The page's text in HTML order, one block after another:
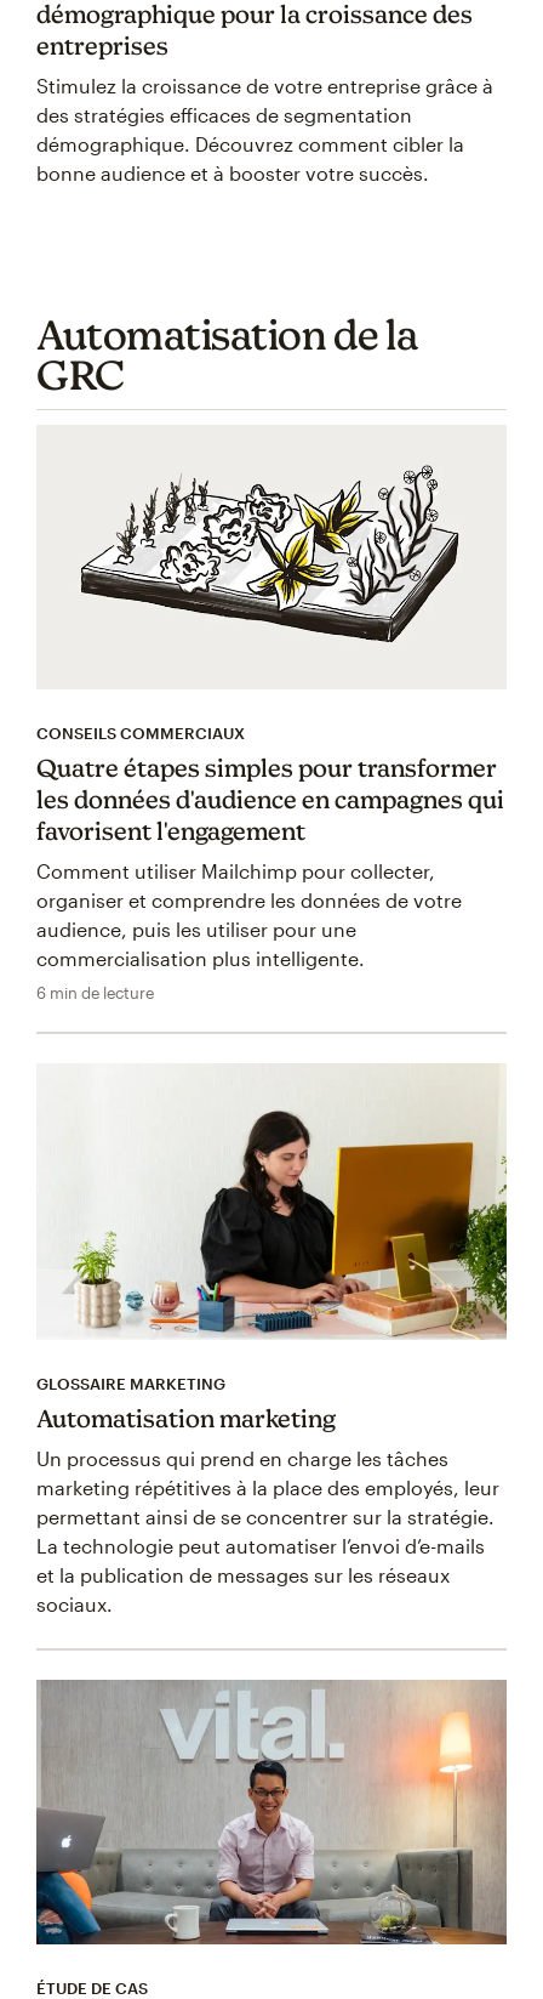
démographique pour la croissance des
entreprises
Stimulez la croissance de votre entreprise grâce à
des stratégies efficaces de segmentation
démographique. Découvrez comment cibler la
bonne audience et à booster votre succès.
Automatisation de la
GRC
CONSEILS COMMERCIAUX
Quatre étapes simples pour transformer
les données d'audience en campagnes qui
favorisent l'engagement
Comment utiliser Mailchimp pour collecter,
organiser et comprendre les données de votre
audience, puis les utiliser pour une
commercialisation plus intelligente.
6 min de lecture
GLOSSAIRE MARKETING
Automatisation marketing
Un processus qui prend en charge les tâches
marketing répétitives à la place des employés, leur
permettant ainsi de se concentrer sur la stratégie.
La technologie peut automatiser l’envoi d’e-mails
et la publication de messages sur les réseaux
sociaux.
ÉTUDE DE CAS